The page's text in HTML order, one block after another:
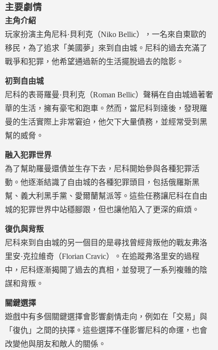
主要劇情
主角介紹
玩家扮演主角尼科·貝利克（Niko Bellic），一名來自東歐的
移民，為了追求「美國夢」來到自由城。尼科的過去充滿了
戰爭和犯罪，他希望通過新的生活擺脫過去的陰影。
初到自由城
尼科的表哥羅曼·貝利克（Roman Bellic）聲稱在自由城過著奢
華的生活，擁有豪宅和跑車。然而，當尼科到達後，發現羅
曼的生活實際上非常窘迫，他欠下大量債務，並經常受到黑
幫的威脅。
融入犯罪世界
為了幫助羅曼還債並生存下去，尼科開始參與各種犯罪活
動。他逐漸結識了自由城的各種犯罪頭目，包括俄羅斯黑
幫、義大利黑手黨、愛爾蘭幫派等。這些任務讓尼科在自由
城的犯罪世界中站穩腳跟，但也讓他陷入了更深的痲煩。
復仇與背叛
尼科來到自由城的另一個目的是尋找曾經背叛他的戰友弗洛
里安·克拉維奇（Florian Cravic）。在追蹤弗洛里安的過程
中，尼科逐漸揭開了過去的真相，並發現了一系列複雜的陰
謀和背叛。
關鍵選擇
遊戲中有多個關鍵選擇會影響劇情走向，例如在「交易」與
「復仇」之間的抉擇。這些選擇不僅影響尼科的命運，也會
改變他與朋友和敵人的關係。